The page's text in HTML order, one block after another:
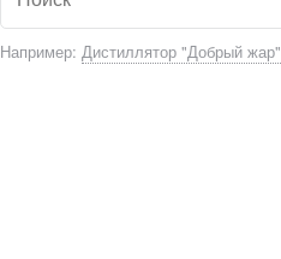
Например: Дистиллятор "Добрый жар"